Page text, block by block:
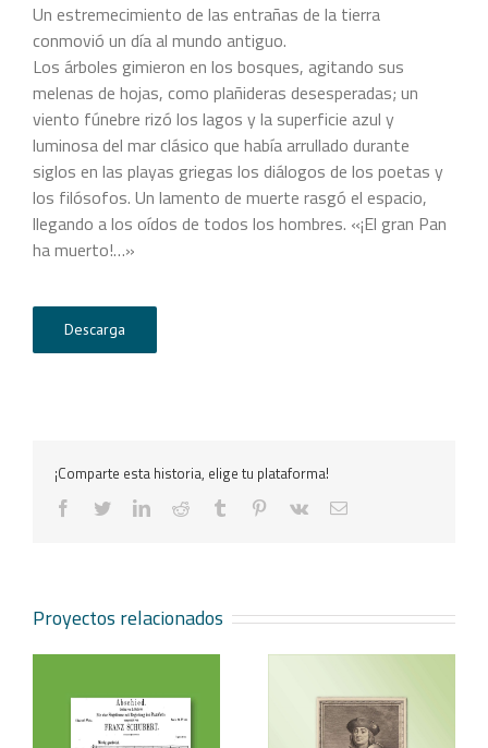
Un estremecimiento de las entrañas de la tierra
conmovió un día al mundo antiguo.
Los árboles gimieron en los bosques, agitando sus
melenas de hojas, como plañideras desesperadas; un
viento fúnebre rizó los lagos y la superficie azul y
luminosa del mar clásico que había arrullado durante
siglos en las playas griegas los diálogos de los poetas y
los filósofos. Un lamento de muerte rasgó el espacio,
llegando a los oídos de todos los hombres. «¡El gran Pan
ha muerto!…»
Descarga
¡Comparte esta historia, elige tu plataforma!
facebooktwitterlinkedinreddit tumblr pinterest
vk
Correo
Proyectos relacionados